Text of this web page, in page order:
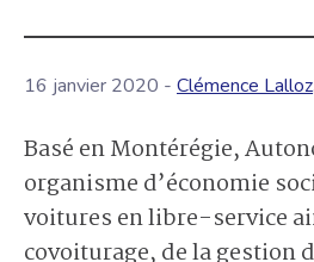
16 janvier 2020 - Clémence Lalloz
Basé en Montérégie,
organisme d’économie
voitures en libre-service
covoiturage, de la gestion